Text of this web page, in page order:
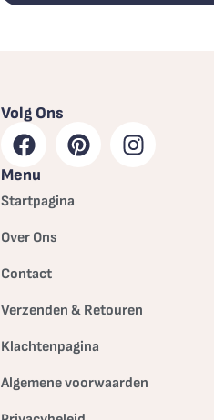
Volg Ons
Menu
Startpagina
Over Ons
Contact
Verzenden & Retouren
Klachtenpagina
Algemene voorwaarden